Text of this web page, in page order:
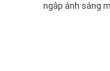
ngập ánh sáng